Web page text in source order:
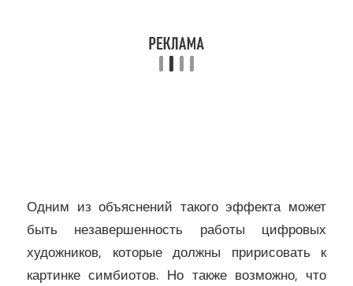
Одним из объяснений такого эффекта может
быть незавершенность работы цифровых
художников, которые должны пририсовать к
картинке симбиотов. Но также возможно, что